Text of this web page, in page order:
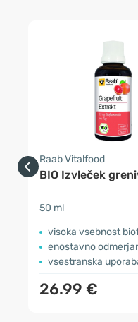
Raab Vitalfood
BIO Izvleček
50 ml
visoka vsebnost
enostavno
vsestranska
26.99 €